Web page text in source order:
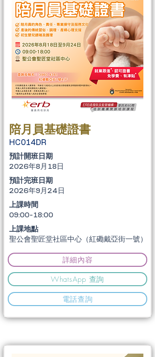
陪月員基礎證書
HC014DR
​預計開班日期
2026年8月18日
​預計完班日期
2026年9月24日
上課時間
09:00-18:00
上課地點
聖公會聖匠堂社區中心（紅磡戴亞街一號）
詳細內容
WhatsApp 查詢
電話查詢